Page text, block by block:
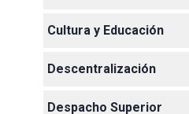
Cultura y Educación
Descentralización
Despacho Superior